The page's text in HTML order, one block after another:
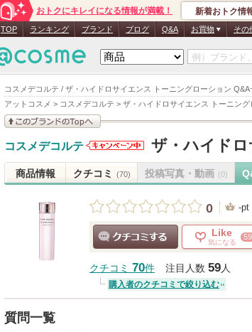
コスメデコルテ / ザ・ハイドロサイエンス トーニングローション Q&A
アットコスメ > コスメデコルテ > ザ・ハイドロサイエンス トーニング
おトクにキレイになる情報が満載！ 新着おトク情
TOP ランキング ブランド ブログ Q&A お買物 その
コスメデコルテ
ルテからの
お知らせが
あります
ザ・ハイド
商品情報 クチコミ (70) 投稿写真・動画 (0)
0 -pt
Like
気になる
59
クチコミ 70件 注目人数 59人
購入者のクチコミで絞り込む
質問一覧